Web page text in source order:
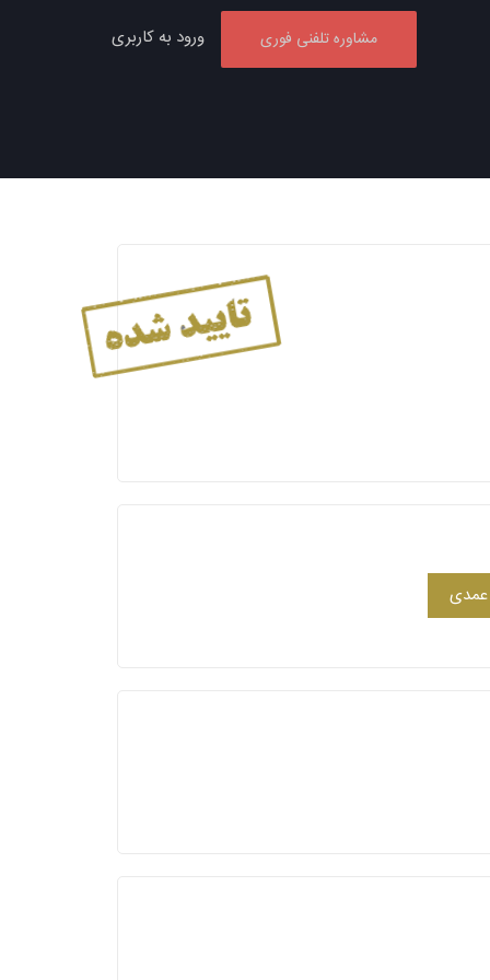
مشاوره تلفنی فوری ورود به کاربری
عمدی